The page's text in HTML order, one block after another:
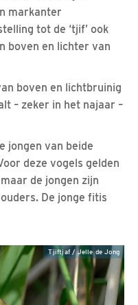
markanter
tot de ‘tjif’ ook
boven en lichter van
boven en lichtbruinig
– zeker in het najaar –
jongen van beide
deze vogels gelden
de jongen zijn
De jonge fitis
Tjiftjaf / Jelle de Jong